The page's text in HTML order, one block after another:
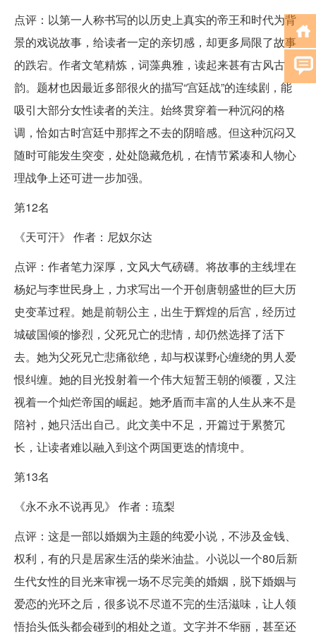
点评：以第一人称书写的以历史上真实的帝王和时代为背
景的戏说故事，给读者一定的亲切感，却更多局限了故事
的跌宕。作者文笔精炼，词藻典雅，读起来甚有古风古
韵。题材也因最近多部很火的描写“宫廷战”的连续剧，能
吸引大部分女性读者的关注。始终贯穿着一种沉闷的格
调，恰如古时宫廷中那挥之不去的阴暗感。但这种沉闷又
随时可能发生突变，处处隐藏危机，在情节紧凑和人物心
理战争上还可进一步加强。
第12名
《天可汗》 作者：尼奴尔达
点评：作者笔力深厚，文风大气磅礴。将故事的主线埋在
杨妃与李世民身上，力求写出一个开创唐朝盛世的巨大历
史变革过程。她是前朝公主，出生于辉煌的后宫，经历过
城破国倾的惨烈，父死兄亡的悲情，却仍然选择了活下
去。她为父死兄亡悲痛欲绝，却与权谋野心缠绕的男人爱
恨纠缠。她的目光投射着一个伟大短暂王朝的倾覆，又注
视着一个灿烂帝国的崛起。她矛盾而丰富的人生从来不是
陪衬，她只活出自己。此文美中不足，开篇过于累赘冗
长，让读者难以融入到这个两国更迭的情境中。
第13名
《永不永不说再见》 作者：琉梨
点评：这是一部以婚姻为主题的纯爱小说，不涉及金钱、
权利，有的只是居家生活的柴米油盐。小说以一个80后新
生代女性的目光来审视一场不尽完美的婚姻，脱下婚姻与
爱恋的光环之后，很多说不尽道不完的生活滋味，让人领
悟抬头低头都会碰到的相处之道。文字并不华丽，甚至还